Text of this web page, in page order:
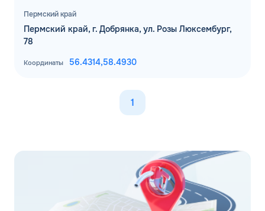
Пермский край
Пермский край, г. Добрянка, ул. Розы Люксембург,
78
Координаты 56.4314,58.4930
1